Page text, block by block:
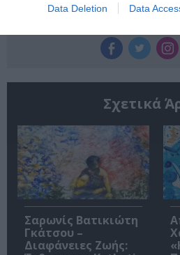
Data Deletion Data
Σχετικά
Σαρωνίς Βατικιώτη
Γκάτσου –
Διαφάνειες Ζωής: